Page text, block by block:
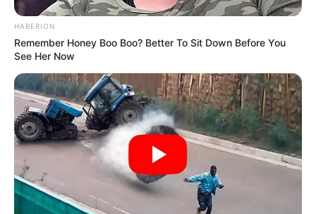
HABERION
Remember Honey Boo Boo? Better To Sit Down Before You
See Her Now